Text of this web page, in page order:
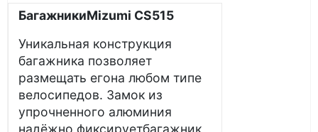
БагажникиMizumi CS515
Уникальная конструкция
багажника позволяет
размещать егона любом типе
велосипедов. Замок из
упрочненного алюминия
надёжно фиксируетбагажник